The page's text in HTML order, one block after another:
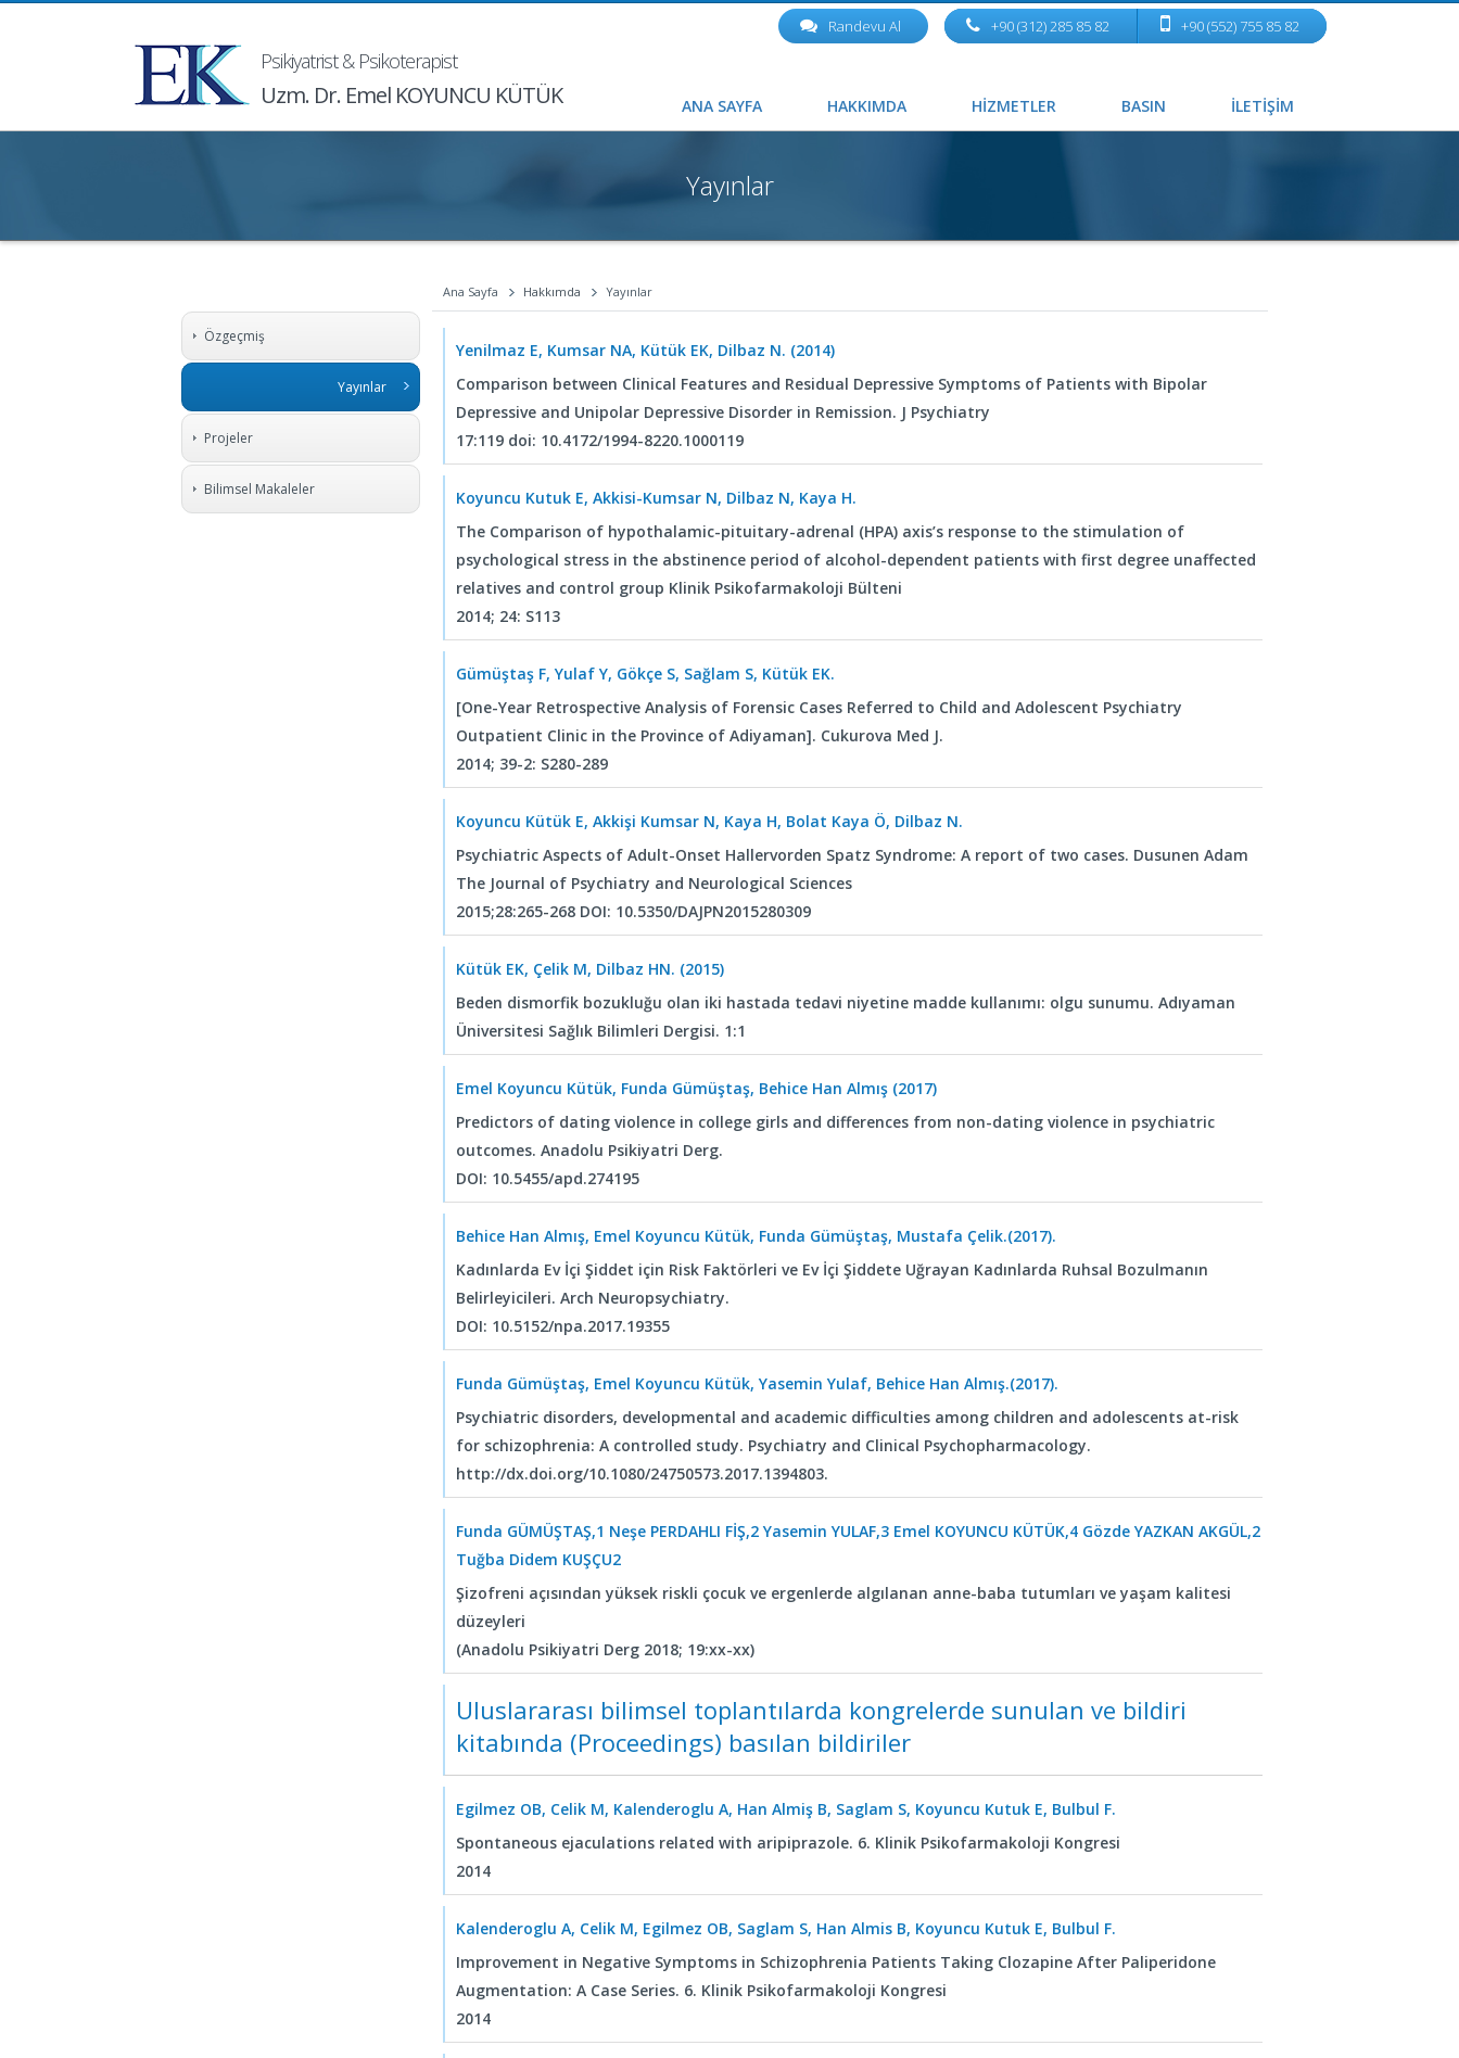
+90 (552) 755 85 82
+90 (312) 285 85 82
Randevu Al
Psikiyatrist & Psikoterapist
Uzm. Dr. Emel KOYUNCU KÜTÜK ANA SAYFA HAKKIMDA HİZMETLER BASIN İLETİŞİM
Yayınlar
Özgeçmiş
Yayınlar
Projeler
Bilimsel Makaleler
Ana Sayfa Hakkımda Yayınlar
Yenilmaz E, Kumsar NA, Kütük EK, Dilbaz N. (2014)
Comparison between Clinical Features and Residual Depressive Symptoms of Patients with Bipolar
Depressive and Unipolar Depressive Disorder in Remission. J Psychiatry
17:119 doi: 10.4172/1994-8220.1000119
Koyuncu Kutuk E, Akkisi-Kumsar N, Dilbaz N, Kaya H.
The Comparison of hypothalamic-pituitary-adrenal (HPA) axis’s response to the stimulation of
psychological stress in the abstinence period of alcohol-dependent patients with first degree unaffected
relatives and control group Klinik Psikofarmakoloji Bülteni
2014; 24: S113
Gümüştaş F, Yulaf Y, Gökçe S, Sağlam S, Kütük EK.
[One-Year Retrospective Analysis of Forensic Cases Referred to Child and Adolescent Psychiatry
Outpatient Clinic in the Province of Adiyaman]. Cukurova Med J.
2014; 39-2: S280-289
Koyuncu Kütük E, Akkişi Kumsar N, Kaya H, Bolat Kaya Ö, Dilbaz N.
Psychiatric Aspects of Adult-Onset Hallervorden Spatz Syndrome: A report of two cases. Dusunen Adam
The Journal of Psychiatry and Neurological Sciences
2015;28:265-268 DOI: 10.5350/DAJPN2015280309
Kütük EK, Çelik M, Dilbaz HN. (2015)
Beden dismorfik bozukluğu olan iki hastada tedavi niyetine madde kullanımı: olgu sunumu. Adıyaman
Üniversitesi Sağlık Bilimleri Dergisi. 1:1
Emel Koyuncu Kütük, Funda Gümüştaş, Behice Han Almış (2017)
Predictors of dating violence in college girls and differences from non-dating violence in psychiatric
outcomes. Anadolu Psikiyatri Derg.
DOI: 10.5455/apd.274195
Behice Han Almış, Emel Koyuncu Kütük, Funda Gümüştaş, Mustafa Çelik.(2017).
Kadınlarda Ev İçi Şiddet için Risk Faktörleri ve Ev İçi Şiddete Uğrayan Kadınlarda Ruhsal Bozulmanın
Belirleyicileri. Arch Neuropsychiatry.
DOI: 10.5152/npa.2017.19355
Funda Gümüştaş, Emel Koyuncu Kütük, Yasemin Yulaf, Behice Han Almış.(2017).
Psychiatric disorders, developmental and academic difficulties among children and adolescents at-risk
for schizophrenia: A controlled study. Psychiatry and Clinical Psychopharmacology.
http://dx.doi.org/10.1080/24750573.2017.1394803.
Funda GÜMÜŞTAŞ,1 Neşe PERDAHLI FİŞ,2 Yasemin YULAF,3 Emel KOYUNCU KÜTÜK,4 Gözde YAZKAN AKGÜL,2
Tuğba Didem KUŞÇU2
Şizofreni açısından yüksek riskli çocuk ve ergenlerde algılanan anne-baba tutumları ve yaşam kalitesi
düzeyleri
(Anadolu Psikiyatri Derg 2018; 19:xx-xx)
Uluslararası bilimsel toplantılarda kongrelerde sunulan ve bildiri
kitabında (Proceedings) basılan bildiriler
Egilmez OB, Celik M, Kalenderoglu A, Han Almiş B, Saglam S, Koyuncu Kutuk E, Bulbul F.
Spontaneous ejaculations related with aripiprazole. 6. Klinik Psikofarmakoloji Kongresi
2014
Kalenderoglu A, Celik M, Egilmez OB, Saglam S, Han Almis B, Koyuncu Kutuk E, Bulbul F.
Improvement in Negative Symptoms in Schizophrenia Patients Taking Clozapine After Paliperidone
Augmentation: A Case Series. 6. Klinik Psikofarmakoloji Kongresi
2014